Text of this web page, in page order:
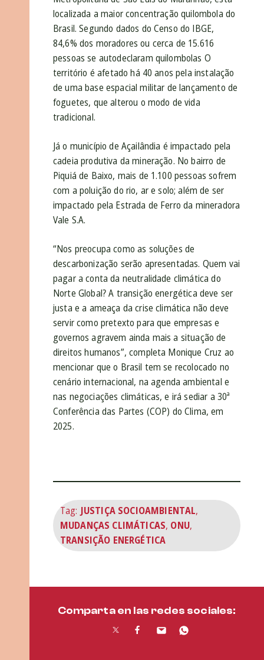
localizada a maior concentração quilombola do
Brasil. Segundo dados do Censo do IBGE,
84,6% dos moradores ou cerca de 15.616
pessoas se autodeclaram quilombolas O
território é afetado há 40 anos pela instalação
de uma base espacial militar de lançamento de
foguetes, que alterou o modo de vida
tradicional.
Já o município de Açailândia é impactado pela
cadeia produtiva da mineração. No bairro de
Piquiá de Baixo, mais de 1.100 pessoas sofrem
com a poluição do rio, ar e solo; além de ser
impactado pela Estrada de Ferro da mineradora
Vale S.A.
“Nos preocupa como as soluções de
descarbonização serão apresentadas. Quem vai
pagar a conta da neutralidade climática do
Norte Global? A transição energética deve ser
justa e a ameaça da crise climática não deve
servir como pretexto para que empresas e
governos agravem ainda mais a situação de
direitos humanos”, completa Monique Cruz ao
mencionar que o Brasil tem se recolocado no
cenário internacional, na agenda ambiental e
nas negociações climáticas, e irá sediar a 30ª
Conferência das Partes (COP) do Clima, em
2025.
Tag: JUSTIÇA SOCIOAMBIENTAL,
MUDANÇAS CLIMÁTICAS, ONU,
TRANSIÇÃO ENERGÉTICA
Comparta en las redes sociales: